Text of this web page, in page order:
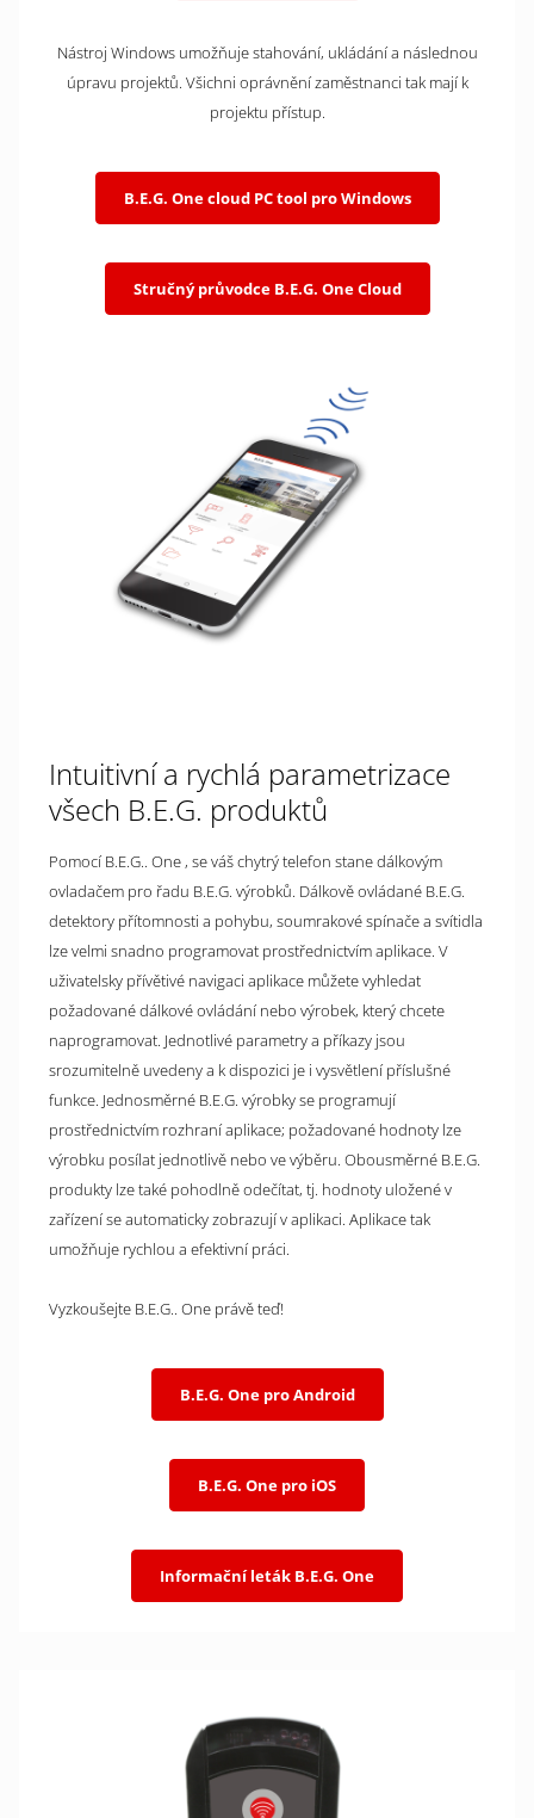
Nástroj Windows umožňuje stahování, ukládání a následnou
úpravu projektů. Všichni oprávnění zaměstnanci tak mají k
projektu přístup.
B.E.G. One cloud PC tool pro Windows
Stručný průvodce B.E.G. One Cloud
Intuitivní a rychlá parametrizace
všech B.E.G. produktů
Pomocí B.E.G.. One , se váš chytrý telefon stane dálkovým
ovladačem pro řadu B.E.G. výrobků. Dálkově ovládané B.E.G.
detektory přítomnosti a pohybu, soumrakové spínače a svítidla
lze velmi snadno programovat prostřednictvím aplikace. V
uživatelsky přívětivé navigaci aplikace můžete vyhledat
požadované dálkové ovládání nebo výrobek, který chcete
naprogramovat. Jednotlivé parametry a příkazy jsou
srozumitelně uvedeny a k dispozici je i vysvětlení příslušné
funkce. Jednosměrné B.E.G. výrobky se programují
prostřednictvím rozhraní aplikace; požadované hodnoty lze
výrobku posílat jednotlivě nebo ve výběru. Obousměrné B.E.G.
produkty lze také pohodlně odečítat, tj. hodnoty uložené v
zařízení se automaticky zobrazují v aplikaci. Aplikace tak
umožňuje rychlou a efektivní práci.
Vyzkoušejte B.E.G.. One právě teď!
B.E.G. One pro Android
B.E.G. One pro iOS
Informační leták B.E.G. One